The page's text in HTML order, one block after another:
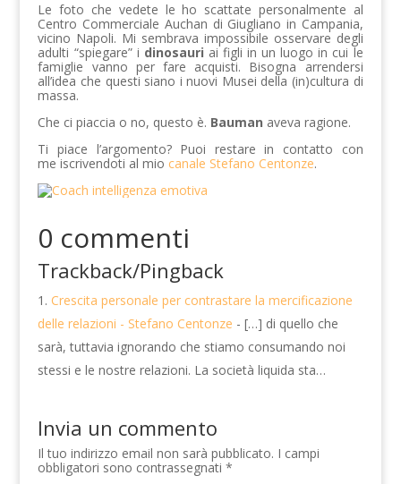
Le foto che vedete le ho scattate personalmente al
Centro Commerciale Auchan di Giugliano in Campania,
vicino Napoli. Mi sembrava impossibile osservare degli
adulti “spiegare” i dinosauri ai figli in un luogo in cui le
famiglie vanno per fare acquisti. Bisogna arrendersi
all’idea che questi siano i nuovi Musei della (in)cultura di
massa.
Che ci piaccia o no, questo è. Bauman aveva ragione.
Ti piace l’argomento? Puoi restare in contatto con
me iscrivendoti al mio canale Stefano Centonze.
0 commenti
Trackback/Pingback
Crescita personale per contrastare la mercificazione
delle relazioni - Stefano Centonze - […] di quello che
sarà, tuttavia ignorando che stiamo consumando noi
stessi e le nostre relazioni. La società liquida sta…
Invia un commento
Il tuo indirizzo email non sarà pubblicato. I campi
obbligatori sono contrassegnati*